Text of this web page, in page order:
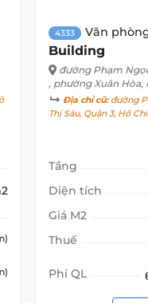
4333 Văn
Building
đường Phạm
, phường Xuân Hòa,
Địa chỉ cũ:đường
Thị Sáu, Quận 3, Hồ
Tầng
Diện tích
Giá M2
Thuế
Phí QL